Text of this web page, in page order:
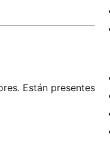
Están presentes